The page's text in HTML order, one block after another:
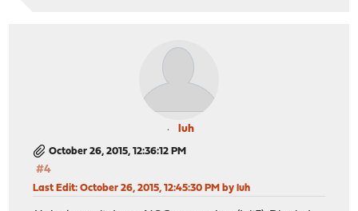
luh
October 26, 2015, 12:36:12 PM
#4
Last Edit: October 26, 2015, 12:45:30 PM by luh